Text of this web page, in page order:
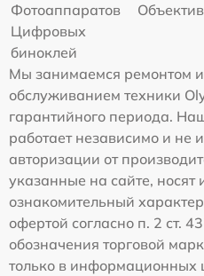
Фотоаппаратов
Цифровых
биноклей
Мы занимаемся ремонтом
обслуживанием техники
гарантийного периода.
работает независимо и не
авторизации от
указанные на сайте, носят
ознакомительный
офертой согласно п. 2 ст.
обозначения торговой
только в информационных